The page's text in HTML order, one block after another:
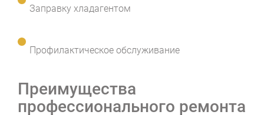
Заправку хладагентом
Профилактическое обслуживание
Преимущества
профессионального ремонта